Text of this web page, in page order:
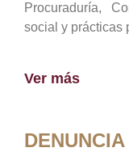
Procuraduría,
social y prácticas
Ver más